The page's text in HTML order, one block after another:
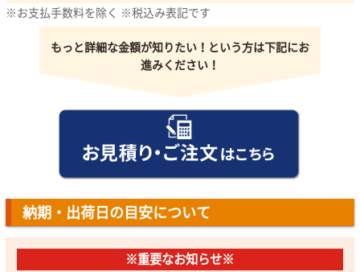
※お支払手数料を除く ※税込み表記です
もっと詳細な金額が知りたい！という方は下記にお
進みください！
納期・出荷日の目安について
※重要なお知らせ※